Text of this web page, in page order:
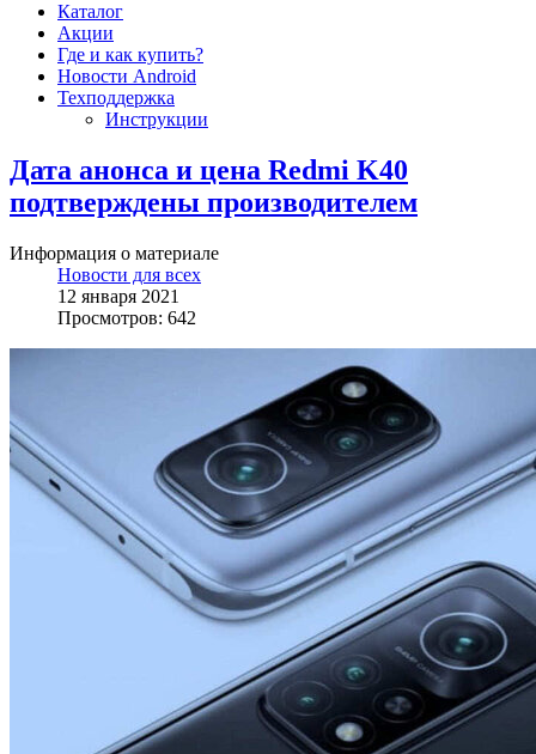
Каталог
Акции
Где и как купить?
Новости Android
Техподдержка
Инструкции
Дата анонса и цена Redmi K40
подтверждены производителем
Информация о материале
Новости для всех
12 января 2021
Просмотров: 642